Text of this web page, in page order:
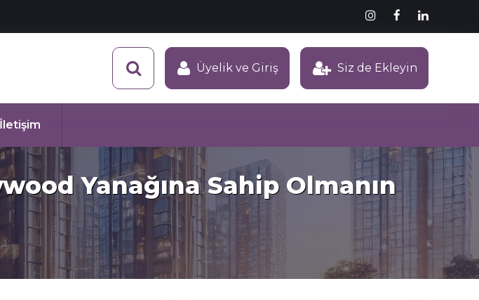
Üyelik ve Giriş Siz de Ekleyin
İletişim
Yanağına Sahip Olmanın